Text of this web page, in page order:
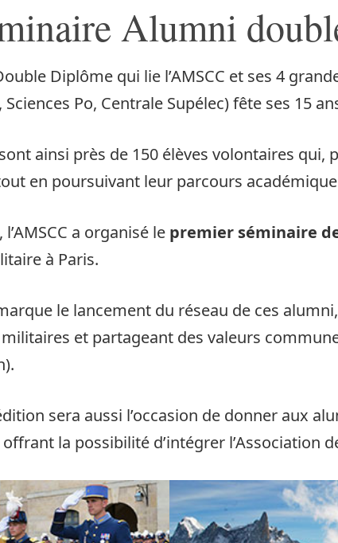
Alumni
Diplôme qui lie l’AMSCC et ses 4
Po, Centrale Supélec) fête ses 15
ainsi près de 150 élèves volontaires
en poursuivant leur parcours
a organisé le premier séminaire
à Paris.
le lancement du réseau de ces
et partageant des valeurs
sera aussi l’occasion de donner aux
la possibilité d’intégrer l’Association